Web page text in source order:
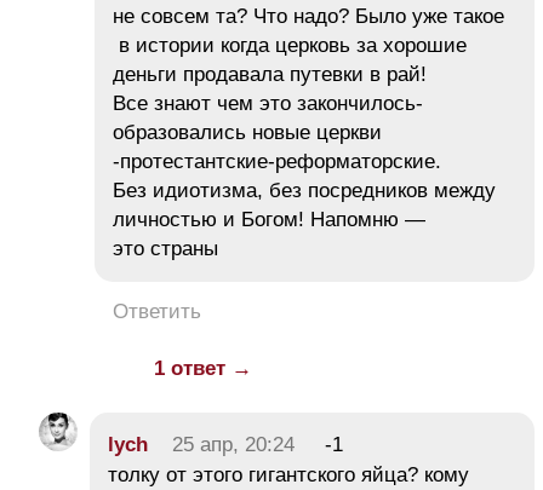
не совсем та? Что надо? Было уже такое
в истории когда церковь за хорошие
деньги продавала путевки в рай!
Все знают чем это закончилось-
образовались новые церкви
-протестантские-реформаторские.
Без идиотизма, без посредников между
личностью и Богом! Напомню —
это страны
Ответить
1 ответ →
lych 25 апр, 20:24
-1
толку от этого гигантского яйца? кому